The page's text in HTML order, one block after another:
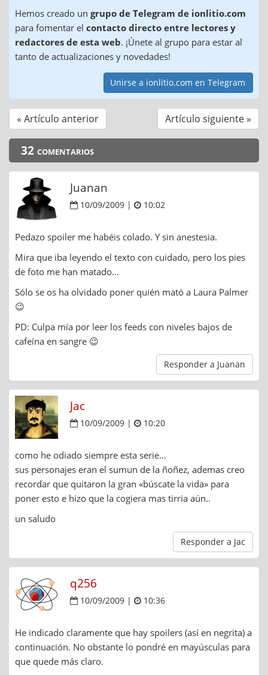
Hemos creado un grupo de Telegram de ionlitio.com
para fomentar el contacto directo entre lectores y
redactores de esta web. ¡Únete al grupo para estar al
tanto de actualizaciones y novedades!
Unirse a ionlitio.com en Telegram
« Artículo anterior Artículo siguiente »
32 comentarios
Juanan
10/09/2009 | 10:02
Pedazo spoiler me habéis colado. Y sin anestesia.
Mira que iba leyendo el texto con cuidado, pero los pies
de foto me han matado…
Sólo se os ha olvidado poner quién mató a Laura Palmer
😉
PD: Culpa mía por leer los feeds con niveles bajos de
cafeína en sangre 😉
Responder a Juanan
Jac
10/09/2009 | 10:20
como he odiado siempre esta serie…
sus personajes eran el sumun de la ñoñez, ademas creo
recordar que quitaron la gran «búscate la vida» para
poner esto e hizo que la cogiera mas tirria aún..
un saludo
Responder a Jac
q256
10/09/2009 | 10:36
He indicado claramente que hay spoilers (así en negrita) a
continuación. No obstante lo pondré en mayúsculas para
que quede más claro.